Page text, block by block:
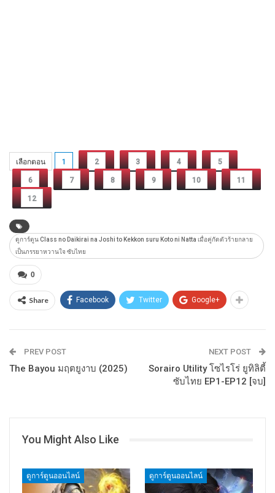
เลือกตอน 1 2 3 4 5
6 7 8 9 10 11
12
ดูการ์ตูน Class no Daikirai na Joshi to Kekkon suru Koto ni Natta เมื่อคู่กัดตัวร้ายกลาย
เป็นภรรยาหวานใจ ซับไทย
0
Share Facebook Twitter Google+
PREV POST
The Bayou มฤตยูงาบ (2025)
NEXT POST
Sorairo Utility โซไรโร่ ยูทิลิตี้
ซับไทย EP1-EP12 [จบ]
You Might Also Like
ดูการ์ตูนออนไลน์ ดูการ์ตูนออนไลน์